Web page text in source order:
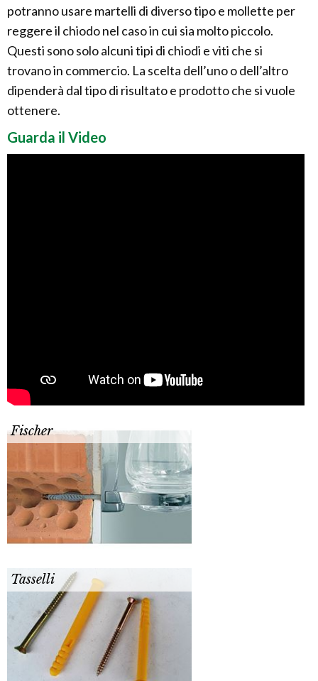
potranno usare martelli di diverso tipo e mollette per
reggere il chiodo nel caso in cui sia molto piccolo.
Questi sono solo alcuni tipi di chiodi e viti che si
trovano in commercio. La scelta dell’uno o dell’altro
dipenderà dal tipo di risultato e prodotto che si vuole
ottenere.
Guarda il Video
Fischer
Tasselli